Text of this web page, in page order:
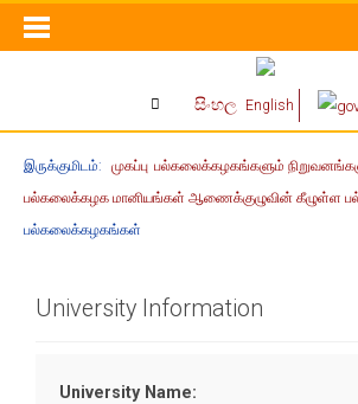
සිංහල English
இருக்குமிடம்: முகப்பு பல்கலைக்கழகங்களும்
பல்கலைக்கழக மானியங்கள் ஆணைக்குழுவின் கீழுள்ள
பல்கலைக்கழகங்கள்
University Information
University Name: